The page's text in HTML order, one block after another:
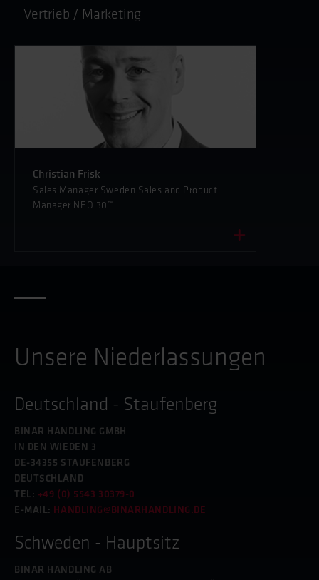
Vertrieb / Marketing
Christian Frisk
Sales Manager Sweden Sales and Product
Manager NEO 30™
Unsere Niederlassungen
Deutschland - Staufenberg
BINAR HANDLING GMBH
IN DEN WIEDEN 3
DE-34355 STAUFENBERG
DEUTSCHLAND
TEL: +49 (0) 5543 30379-0
E-MAIL: HANDLING@BINARHANDLING.DE
Schweden - Hauptsitz
BINAR HANDLING AB